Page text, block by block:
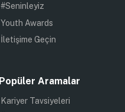
#Seninleyiz
Youth Awards
İletişime Geçin
Popüler Aramalar
Kariyer Tavsiyeleri